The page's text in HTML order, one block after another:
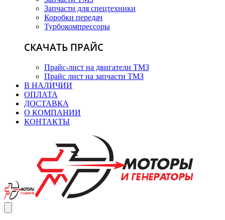
Запчасти для спецтехники
Коробки передач
Турбокомпрессоры
СКАЧАТЬ ПРАЙС
Прайс-лист на двигатели ТМЗ
Прайс лист на запчасти ТМЗ
В НАЛИЧИИ
ОПЛАТА
ДОСТАВКА
О КОМПАНИИ
КОНТАКТЫ